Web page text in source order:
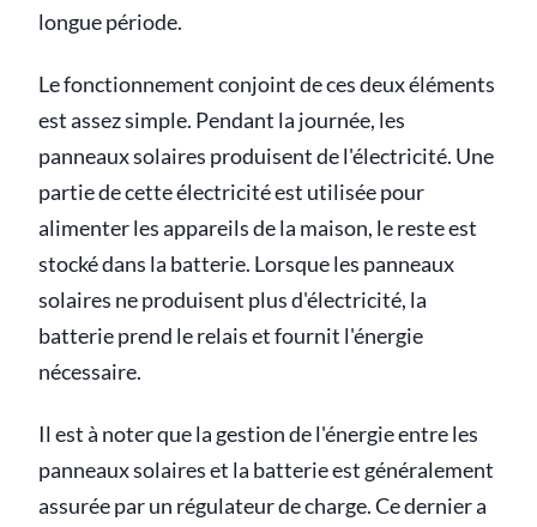
longue période.
Le fonctionnement conjoint de ces deux éléments
est assez simple. Pendant la journée, les
panneaux solaires produisent de l'électricité. Une
partie de cette électricité est utilisée pour
alimenter les appareils de la maison, le reste est
stocké dans la batterie. Lorsque les panneaux
solaires ne produisent plus d'électricité, la
batterie prend le relais et fournit l'énergie
nécessaire.
Il est à noter que la gestion de l'énergie entre les
panneaux solaires et la batterie est généralement
assurée par un régulateur de charge. Ce dernier a